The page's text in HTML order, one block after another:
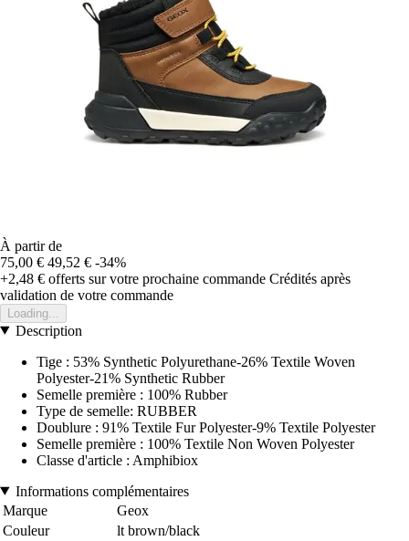
À partir de
75,00 € 49,52 € -34%
+2,48 € offerts sur votre prochaine commande Crédités après
validation de votre commande
Loading...
Description
Tige : 53% Synthetic Polyurethane-26% Textile Woven
Polyester-21% Synthetic Rubber
Semelle première : 100% Rubber
Type de semelle: RUBBER
Doublure : 91% Textile Fur Polyester-9% Textile Polyester
Semelle première : 100% Textile Non Woven Polyester
Classe d'article : Amphibiox
Informations complémentaires
Marque
Geox
Couleur
lt brown/black